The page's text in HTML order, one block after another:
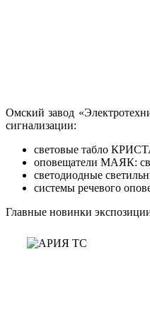
Омский завод
сигнализации:
световые табло
оповещатели МАЯК:
светодиодные
системы речевого
Главные новинки